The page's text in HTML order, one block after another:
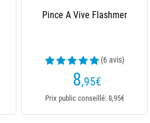
Pince A Vive Flashmer
(6 avis)
8,95€
Prix public conseillé: 8,95€